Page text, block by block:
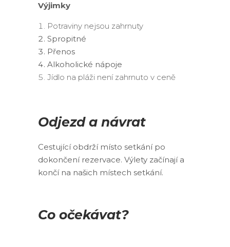
Výjimky
Potraviny nejsou zahrnuty
Spropitné
Přenos
Alkoholické nápoje
Jídlo na pláži není zahrnuto v ceně
Odjezd a návrat
Cestující obdrží místo setkání po
dokončení rezervace. Výlety začínají a
končí na našich místech setkání.
Co očekávat?